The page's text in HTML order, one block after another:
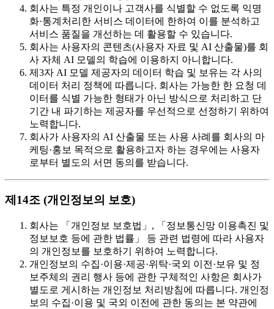
회사는 특정 개인이나 고객사를 식별할 수 없도록 익명
화·통계처리한 서비스 데이터에 한하여 이를 분석하고
서비스 품질을 개선하는 데 활용할 수 있습니다.
회사는 사용자의 콘텐츠(사용자 자료 및 AI 산출물)를 회
사 자체 AI 모델의 학습에 이용하지 아니합니다.
제3자 AI 모델 제공자의 데이터 학습 및 보유는 각 사의
데이터 처리 정책에 따릅니다. 회사는 가능한 한 요청 데
이터를 식별 가능한 형태가 아닌 방식으로 처리하고 단
기간 내 파기하는 제공자를 우선적으로 선정하기 위하여
노력합니다.
회사가 사용자의 AI 산출물 또는 사용 사례를 회사의 마
케팅·홍보 목적으로 활용하고자 하는 경우에는 사용자
로부터 별도의 서면 동의를 받습니다.
제14조 (개인정보의 보호)
회사는 「개인정보 보호법」, 「정보통신망 이용촉진 및
정보보호 등에 관한 법률」 등 관련 법령에 따라 사용자
의 개인정보를 보호하기 위하여 노력합니다.
개인정보의 수집·이용·제공·위탁·국외 이전·보유 및 정
보주체의 권리 행사 등에 관한 구체적인 사항은 회사가
별도로 게시하는 개인정보 처리방침에 따릅니다. 개인정
보의 수집·이용 및 국외 이전에 관한 동의는 본 약관에